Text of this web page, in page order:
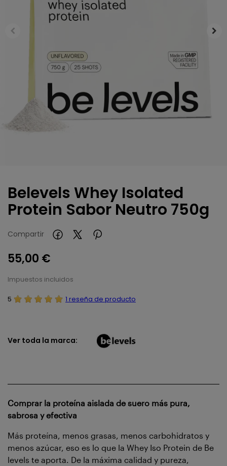
Belevels Whey Isolated
Protein Sabor Neutro 750g
Compartir
55,00 €
Impuestos incluidos
5 1 reseña de producto
Ver toda la marca:
Comprar la proteína aislada de suero más pura,
sabrosa y efectiva
Más proteína, menos grasas, menos carbohidratos y
menos azúcar, eso es lo que la Whey Iso Protein de Be
levels te aporta. De la máxima calidad y pureza,